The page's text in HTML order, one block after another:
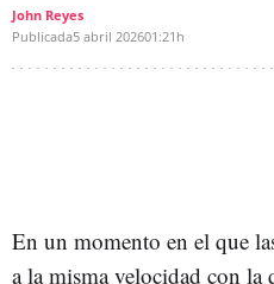
John Reyes
Publicada5 abril 202601:21h
En un momento en el que
a la misma velocidad con la